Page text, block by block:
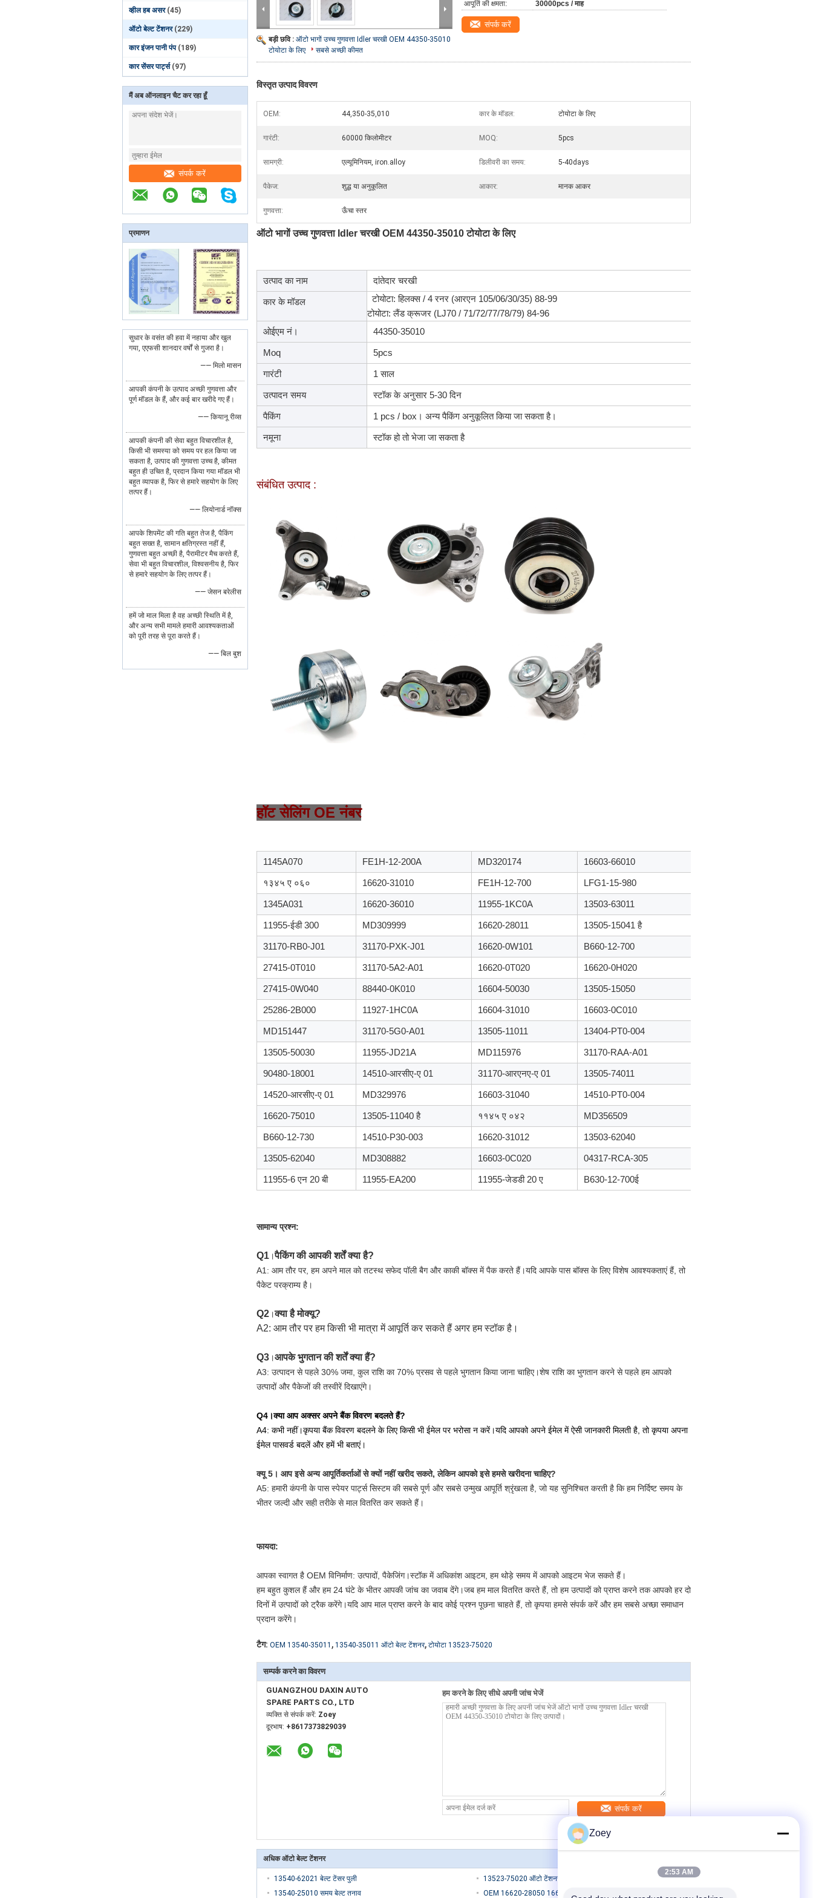
व्हील हब असर (45)
ऑटो बेल्ट टेंशनर (229)
कार इंजन पानी पंप (189)
कार सेंसर पार्ट्स (97)
मैं अब ऑनलाइन चैट कर रहा हूँ
संपर्क करें
प्रमाणन
सुधार के वसंत की हवा में नहाया और खुल
गया, एएफसी शानदार वर्षों से गुजरा है।
—— मिलो मासन
आपकी कंपनी के उत्पाद अच्छी गुणवत्ता और
पूर्ण मॉडल के हैं, और कई बार खरीदे गए हैं।
—— कियानू रीव्स
आपकी कंपनी की सेवा बहुत विचारशील है,
किसी भी समस्या को समय पर हल किया जा
सकता है, उत्पाद की गुणवत्ता उच्च है, कीमत
बहुत ही उचित है, प्रदान किया गया मॉडल भी
बहुत व्यापक है, फिर से हमारे सहयोग के लिए
तत्पर हैं।
—— लियोनार्ड नॉक्स
आपके शिपमेंट की गति बहुत तेज है, पैकिंग
बहुत सख्त है, सामान क्षतिग्रस्त नहीं हैं,
गुणवत्ता बहुत अच्छी है, पैरामीटर मैच करते हैं,
सेवा भी बहुत विचारशील, विश्वसनीय है, फिर
से हमारे सहयोग के लिए तत्पर हैं।
—— जेसन बरेलीस
हमें जो माल मिला है वह अच्छी स्थिति में है,
और अन्य सभी मामले हमारी आवश्यकताओं
को पूरी तरह से पूरा करते हैं।
—— बिल बुश
बड़ी छवि : ऑटो भागों उच्च गुणवत्ता Idler चरखी OEM 44350-35010
टोयोटा के लिए
सबसे अच्छी कीमत
आपूर्ति की क्षमता: 30000pcs / माह
संपर्क करें
विस्तृत उत्पाद विवरण
OEM: 44,350-35,010 कार के मॉडल: टोयोटा के लिए
गारंटी: 60000 किलोमीटर MOQ: 5pcs
सामग्री: एल्यूमिनियम, iron.alloy डिलीवरी का समय: 5-40days
पैकेज: शुद्ध या अनुकूलित आकार: मानक आकर
गुणवत्ता: ऊँचा स्तर
ऑटो भागों उच्च गुणवत्ता Idler चरखी OEM 44350-35010 टोयोटा के लिए
उत्पाद का नाम दांतेदार चरखी
कार के मॉडल
टोयोटा: हिलक्स / 4 रनर (आरएन 105/06/30/35) 88-99
टोयोटा: लैंड क्रूजर (LJ70 / 71/72/77/78/79) 84-96
ओईएम नं।
44350-35010
Moq 5pcs
गारंटी 1 साल
उत्पादन समय स्टॉक के अनुसार 5-30 दिन
पैकिंग 1 pcs / box। अन्य पैकिंग अनुकूलित किया जा सकता है।
नमूना स्टॉक हो तो भेजा जा सकता है
संबंधित उत्पाद :
हॉट सेलिंग OE नंबर
1145A070 FE1H-12-200A MD320174 16603-66010
१३४५ ए ०६० 16620-31010 FE1H-12-700 LFG1-15-980
1345A031 16620-36010 11955-1KC0A 13503-63011
11955-ईडी 300 MD309999 16620-28011 13505-15041 है
31170-RB0-J01 31170-PXK-J01 16620-0W101 B660-12-700
27415-0T010 31170-5A2-A01 16620-0T020 16620-0H020
27415-0W040 88440-0K010 16604-50030 13505-15050
25286-2B000 11927-1HC0A 16604-31010 16603-0C010
MD151447 31170-5G0-A01 13505-11011 13404-PT0-004
13505-50030 11955-JD21A MD115976 31170-RAA-A01
90480-18001 14510-आरसीए-ए 01 31170-आरएनए-ए 01 13505-74011
14520-आरसीए-ए 01 MD329976 16603-31040 14510-PT0-004
16620-75010 13505-11040 है ११४५ ए ०४२ MD356509
B660-12-730 14510-P30-003 16620-31012 13503-62040
13505-62040 MD308882 16603-0C020 04317-RCA-305
11955-6 एन 20 बी 11955-EA200 11955-जेडडी 20 ए B630-12-700ई
सामान्य प्रश्न:
Q1 ।पैकिंग की आपकी शर्तें क्या है?
A1: आम तौर पर, हम अपने माल को तटस्थ सफेद पॉली बैग और काकी बॉक्स में पैक करते हैं।यदि आपके पास बॉक्स के लिए विशेष आवश्यकताएं हैं, तो
पैकेट परक्राम्य है।
Q2 ।क्या है मोक्यू?
A2: आम तौर पर हम किसी भी मात्रा में आपूर्ति कर सकते हैं अगर हम स्टॉक है।
Q3 ।आपके भुगतान की शर्तें क्या हैं?
A3: उत्पादन से पहले 30% जमा, कुल राशि का 70% प्रसव से पहले भुगतान किया जाना चाहिए।शेष राशि का भुगतान करने से पहले हम आपको
उत्पादों और पैकेजों की तस्वीरें दिखाएंगे।
Q4।क्या आप अक्सर अपने बैंक विवरण बदलते हैं?
A4: कभी नहीं।कृपया बैंक विवरण बदलने के लिए किसी भी ईमेल पर भरोसा न करें।यदि आपको अपने ईमेल में ऐसी जानकारी मिलती है, तो कृपया अपना
ईमेल पासवर्ड बदलें और हमें भी बताएं।
क्यू 5। आप इसे अन्य आपूर्तिकर्ताओं से क्यों नहीं खरीद सकते, लेकिन आपको इसे हमसे खरीदना चाहिए?
A5: हमारी कंपनी के पास स्पेयर पार्ट्स सिस्टम की सबसे पूर्ण और सबसे उन्मुख आपूर्ति श्रृंखला है, जो यह सुनिश्चित करती है कि हम निर्दिष्ट समय के
भीतर जल्दी और सही तरीके से माल वितरित कर सकते हैं।
फायदा:
आपका स्वागत है OEM विनिर्माण: उत्पादों, पैकेजिंग।स्टॉक में अधिकांश आइटम, हम थोड़े समय में आपको आइटम भेज सकते हैं।
हम बहुत कुशल हैं और हम 24 घंटे के भीतर आपकी जांच का जवाब देंगे।जब हम माल वितरित करते हैं, तो हम उत्पादों को प्राप्त करने तक आपको हर दो
दिनों में उत्पादों को ट्रैक करेंगे।यदि आप माल प्राप्त करने के बाद कोई प्रश्न पूछना चाहते हैं, तो कृपया हमसे संपर्क करें और हम सबसे अच्छा समाधान
प्रदान करेंगे।
टैग: OEM 13540-35011 , 13540-35011 ऑटो बेल्ट टेंशनर, टोयोटा 13523-75020
सम्पर्क करने का विवरण
GUANGZHOU DAXIN AUTO
SPARE PARTS CO., LTD
व्यक्ति से संपर्क करें: Zoey
दूरभाष: +8617373829039
हम करने के लिए सीधे अपनी जांच भेजें
संपर्क करें
अधिक ऑटो बेल्ट टेंशनर
13540-62021 बेल्ट टेंसर पुली
13523-75020 ऑटो टेंशनर चरखी
13540-25010 समय बेल्ट तनाव
OEM 16620-28050 1662028050 टोयोटा
Zoey
2:53 AM